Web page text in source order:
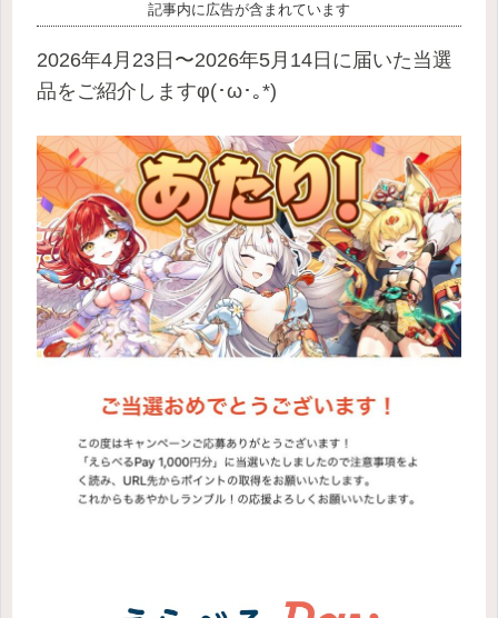
記事内に広告が含まれています
2026年4月23日〜2026年5月14日に届いた当選
品をご紹介しますφ(･ω･｡*)